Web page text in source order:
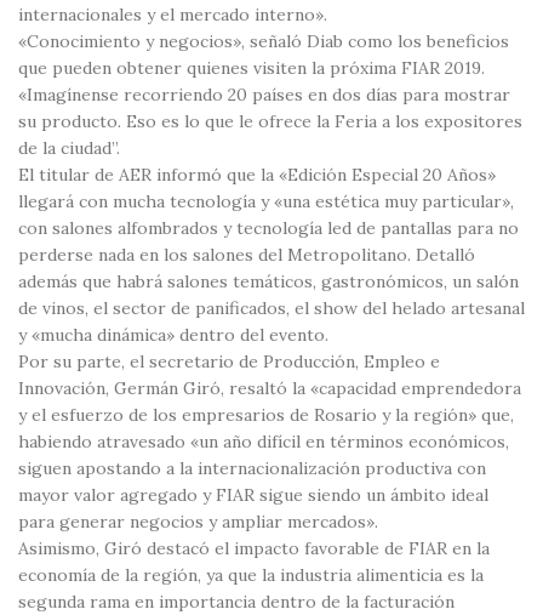
internacionales y el mercado interno».
«Conocimiento y negocios», señaló Diab como los beneficios
que pueden obtener quienes visiten la próxima FIAR 2019.
«Imagínense recorriendo 20 países en dos días para mostrar
su producto. Eso es lo que le ofrece la Feria a los expositores
de la ciudad”.
El titular de AER informó que la «Edición Especial 20 Años»
llegará con mucha tecnología y «una estética muy particular»,
con salones alfombrados y tecnología led de pantallas para no
perderse nada en los salones del Metropolitano. Detalló
además que habrá salones temáticos, gastronómicos, un salón
de vinos, el sector de panificados, el show del helado artesanal
y «mucha dinámica» dentro del evento.
Por su parte, el secretario de Producción, Empleo e
Innovación, Germán Giró, resaltó la «capacidad emprendedora
y el esfuerzo de los empresarios de Rosario y la región» que,
habiendo atravesado «un año difícil en términos económicos,
siguen apostando a la internacionalización productiva con
mayor valor agregado y FIAR sigue siendo un ámbito ideal
para generar negocios y ampliar mercados».
Asimismo, Giró destacó el impacto favorable de FIAR en la
economía de la región, ya que la industria alimenticia es la
segunda rama en importancia dentro de la facturación